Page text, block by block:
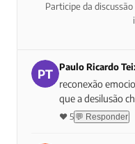
Participe da
PT Paulo Ricardo
reconexão
que a desilusão
❤️ 5 💬 Responder